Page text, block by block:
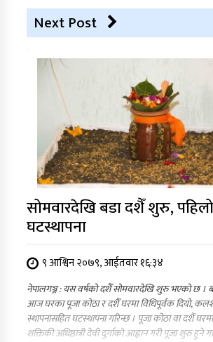
Next Post
सोमवारदेखि बडा दशैँ शुरु,
घटस्थापना
९ आश्विन २०७९, आईतवार १६:३४
नेपालगञ्ज : यस वर्षको दशैँ सोमवारदेखि शुरु भएको छ ।
आज घरका पूजा कोठा र दशैँ घरमा विधिपूर्वक दियो,
स्थापनासहित घटस्थापना गरिन्छ । पूजा कोठा वा दशैँ
शक्तिकी अधिष्ठात्री देवी दुर्गाको आह्वान गरी पूजा शुरु